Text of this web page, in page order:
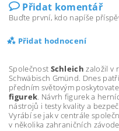
Přidat komentář
Buďte první, kdo napíše
Přidat hodnocení
Společnost Schleich založil v
Schwäbisch Gmünd. Dnes
předním světovým
figurek. Návrh figurek a
nástrojů i testy kvality a
Vyrábí se jak v centrále
v několika zahraničních